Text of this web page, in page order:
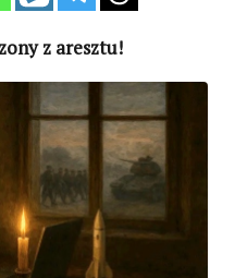
z aresztu!